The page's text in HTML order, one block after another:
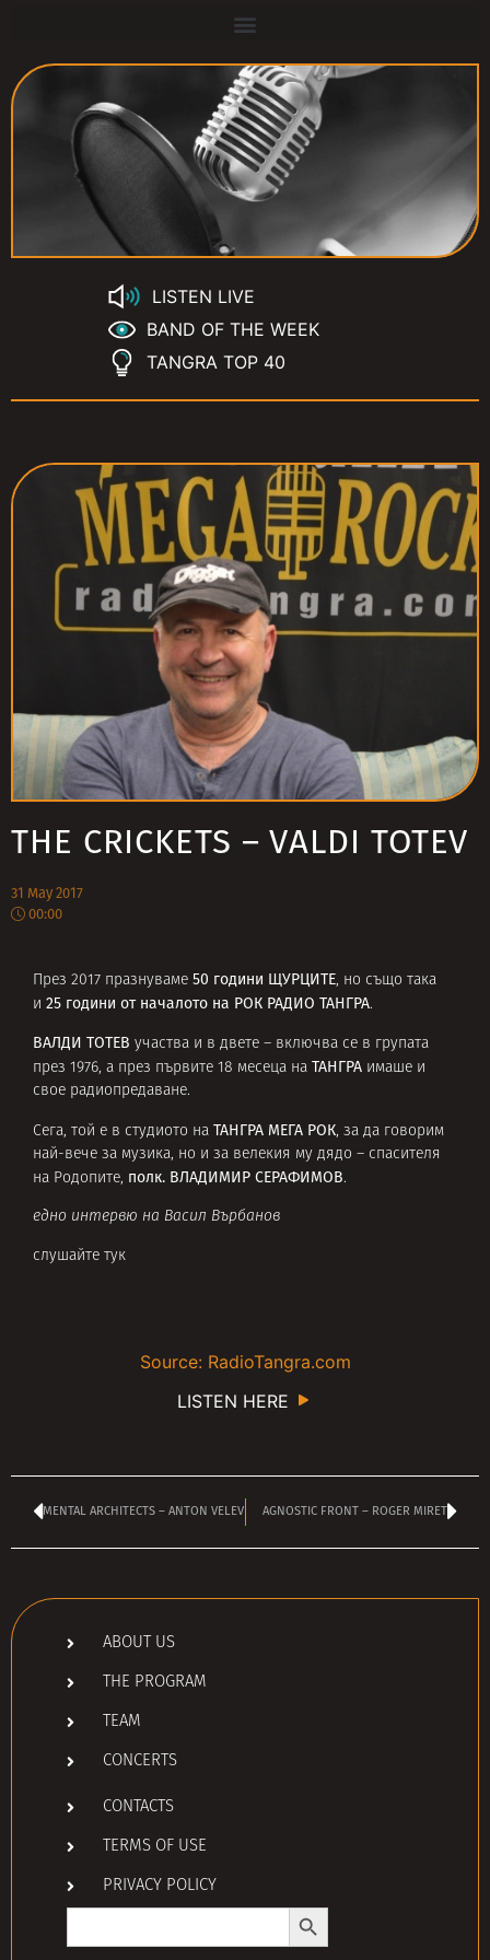
LISTEN LIVE
BAND OF THE WEEK
TANGRA TOP 40
THE CRICKETS – VALDI TOTEV
31 May 2017
00:00
През 2017 празнуваме 50 години ЩУРЦИТЕ, но също така
и 25 години от началото на РОК РАДИО ТАНГРА.
ВАЛДИ ТОТЕВ участва и в двете – включва се в групата
през 1976, а през първите 18 месеца на ТАНГРА имаше и
свое радиопредаване.
Сега, той е в студиото на ТАНГРА МЕГА РОК, за да говорим
най-вече за музика, но и за велекия му дядо – спасителя
на Родопите, полк. ВЛАДИМИР СЕРАФИМОВ.
едно интервю на Васил Върбанов
слушайте тук
Source: RadioTangra.com
LISTEN HERE
MENTAL ARCHITECTS – ANTON VELEV AGNOSTIC FRONT – ROGER MIRET
ABOUT US
THE PROGRAM
TEAM
CONCERTS
CONTACTS
TERMS OF USE
PRIVACY POLICY
Search
Search Button